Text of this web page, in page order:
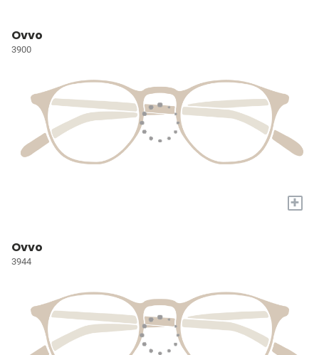
Ovvo
3900
+
Ovvo
3944